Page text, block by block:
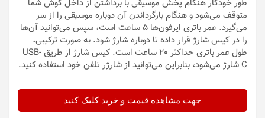
طور خودکار هنگام پخش موسیقی با برداشتن از داخل گوش شما
متوقف می‌شود و هنگام بازگرداندن آن دوباره موسیقی را از سر
می‌گیرد. عمر باتری ایرفون‌ها 5 ساعت است، سپس می‌توانید آن‌ها
را در کیس شارژ قرار داده تا دوباره شارژ شود. به صورت ترکیبی،
طول عمر باتری حداکثر 20 ساعت است. کیس شارژ از طریق USB-
C شارژ می‌شود، بنابراین می‌توانید از شارژر تلفن خود استفاده کنید.
جهت مشاهده قیمت و خرید کلیک کنید